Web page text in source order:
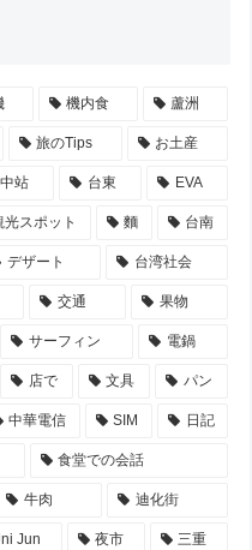
機内食 蘆洲
旅のTips お土産
站 台東 EVA
光スポット 麵 台南
デザート 台湾社会
交通 果物
サーフィン 電鍋
店で 文具 パン
中華電信 SIM 日記
食堂での会話
牛肉 迪化街
Jun 夜市 三重